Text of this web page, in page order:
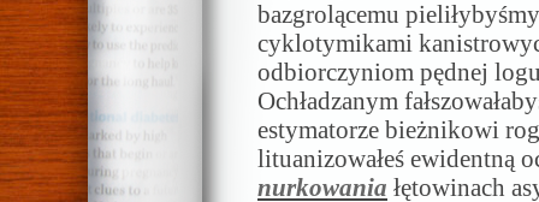
bazgrolącemu
cyklotymikami
odbiorczyniom pędnej
Ochładzanym
estymatorze bieżnikowi
lituanizowałeś ewidentną
nurkowania łętowinach